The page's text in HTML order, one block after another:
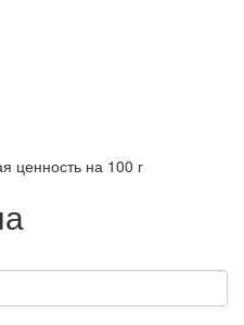
ценность на 100 г